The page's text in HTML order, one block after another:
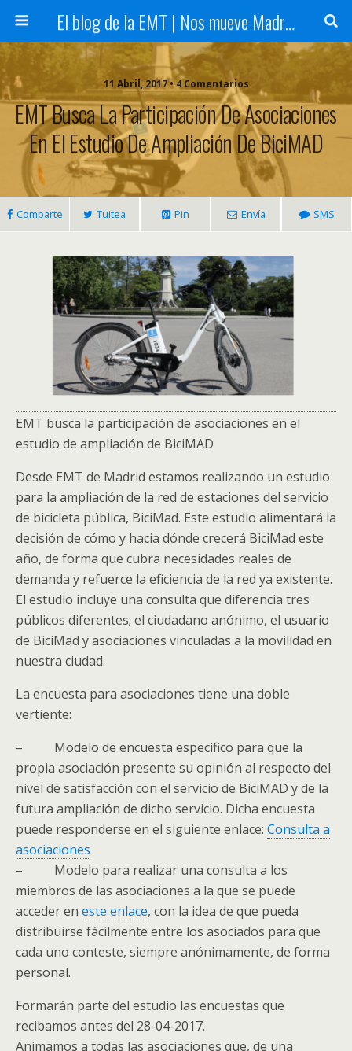
El blog de la EMT | Nos mueve Madrid
11 Abril, 2017 • 4 Comentarios
EMT Busca La Participación De Asociaciones
En El Estudio De Ampliación De BiciMAD
Comparte Tuitea Pin Envía SMS
EMT busca la participación de asociaciones en el
estudio de ampliación de BiciMAD
Desde EMT de Madrid estamos realizando un estudio
para la ampliación de la red de estaciones del servicio
de bicicleta pública, BiciMad. Este estudio alimentará la
decisión de cómo y hacia dónde crecerá BiciMad este
año, de forma que cubra necesidades reales de
demanda y refuerce la eficiencia de la red ya existente.
El estudio incluye una consulta que diferencia tres
públicos diferentes; el ciudadano anónimo, el usuario
de BiciMad y asociaciones vinculadas a la movilidad en
nuestra ciudad.
La encuesta para asociaciones tiene una doble
vertiente:
– Modelo de encuesta específico para que la
propia asociación presente su opinión al respecto del
nivel de satisfacción con el servicio de BiciMAD y de la
futura ampliación de dicho servicio. Dicha encuesta
puede responderse en el siguiente enlace: Consulta a
asociaciones
– Modelo para realizar una consulta a los
miembros de las asociaciones a la que se puede
acceder en este enlace, con la idea de que pueda
distribuirse fácilmente entre los asociados para que
cada uno conteste, siempre anónimamente, de forma
personal.
Formarán parte del estudio las encuestas que
recibamos antes del 28-04-2017.
Animamos a todas las asociaciones que, de una